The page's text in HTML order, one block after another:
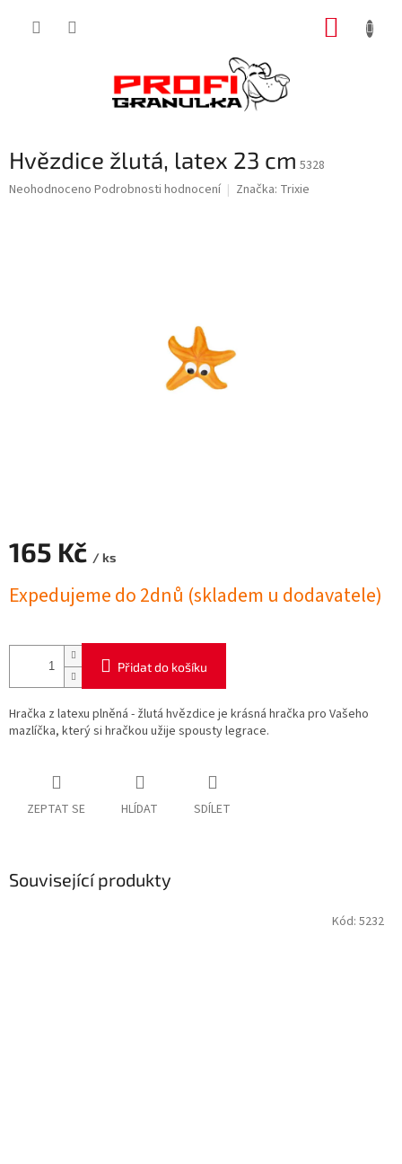
Hvězdice žlutá, latex 23 cm 5328
Průměrné
Neohodnoceno Podrobnosti hodnocení Značka: Trixie
165 Kč / ks
cena:
Expedujeme do 2dnů (skladem u dodavatele)
Přidat do košíku
Hračka z latexu plněná - žlutá hvězdice je krásná hračka pro Vašeho
mazlíčka, který si hračkou užije spousty legrace.
ZEPTAT SE HLÍDAT SDÍLET
Související produkty
Kód: 5232